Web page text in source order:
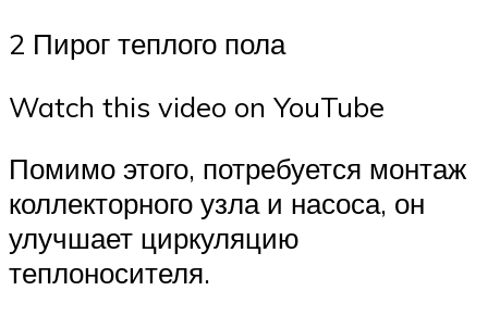
2 Пирог теплого пола
Watch this video on YouTube
Помимо этого, потребуется монтаж
коллекторного узла и насоса, он
улучшает циркуляцию
теплоносителя.